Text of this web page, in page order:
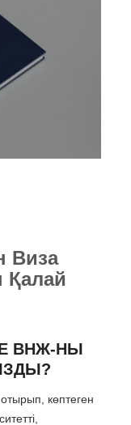
Виза
Қалай
ВНЖ-НЫ
көптеген